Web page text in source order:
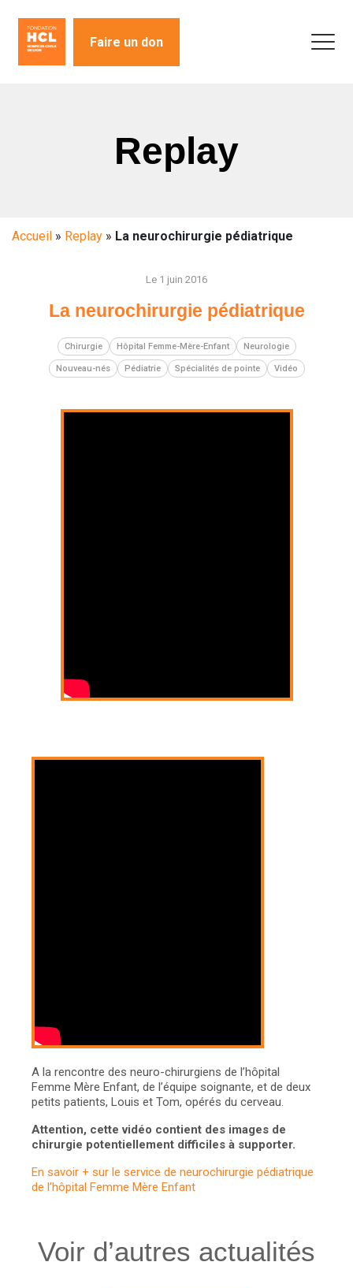
Faire un don
Replay
Accueil » Replay » La neurochirurgie pédiatrique
Le 1 juin 2016
La neurochirurgie pédiatrique
Chirurgie Hôpital Femme-Mère-Enfant Neurologie
Nouveau-nés Pédiatrie Spécialités de pointe Vidéo
A la rencontre des neuro-chirurgiens de l’hôpital
Femme Mère Enfant, de l’équipe soignante, et de deux
petits patients, Louis et Tom, opérés du cerveau.
Attention, cette vidéo contient des images de
chirurgie potentiellement difficiles à supporter.
En savoir + sur le service de neurochirurgie pédiatrique
de l’hôpital Femme Mère Enfant
Voir d’autres actualités